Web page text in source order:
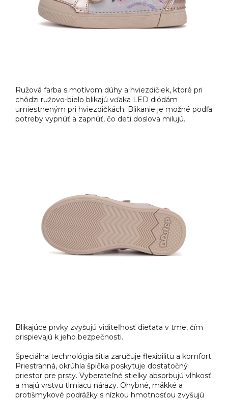
Ružová farba s motívom dúhy a hviezdičiek, ktoré pri
chôdzi ružovo-bielo blikajú vďaka LED diódám
umiestneným pri hviezdičkách. Blikanie je možné podľa
potreby vypnúť a zapnúť, čo deti doslova milujú.
Blikajúce prvky zvyšujú viditeľnosť dieťaťa v tme, čím
prispievajú k jeho bezpečnosti.
Špeciálna technológia šitia zaručuje flexibilitu a komfort.
Priestranná, okrúhla špička poskytuje dostatočný
priestor pre prsty. Vyberateľné stielky absorbujú vlhkosť
a majú vrstvu tlmiacu nárazy. Ohybné, mäkké a
protišmykové podrážky s nízkou hmotnosťou zvyšujú